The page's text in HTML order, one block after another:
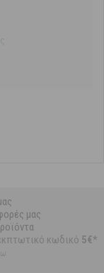
μας
κωδικό 5€*